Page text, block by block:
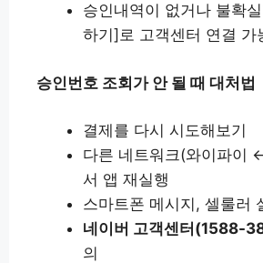
승인내역이 없거나 불확
하기]로 고객센터 연결 가
승인번호 조회가 안 될 때 대처법
결제를 다시 시도해보기
다른 네트워크(와이파이
서 앱 재실행
스마트폰 메시지, 셀룰러
네이버 고객센터(1588-
의